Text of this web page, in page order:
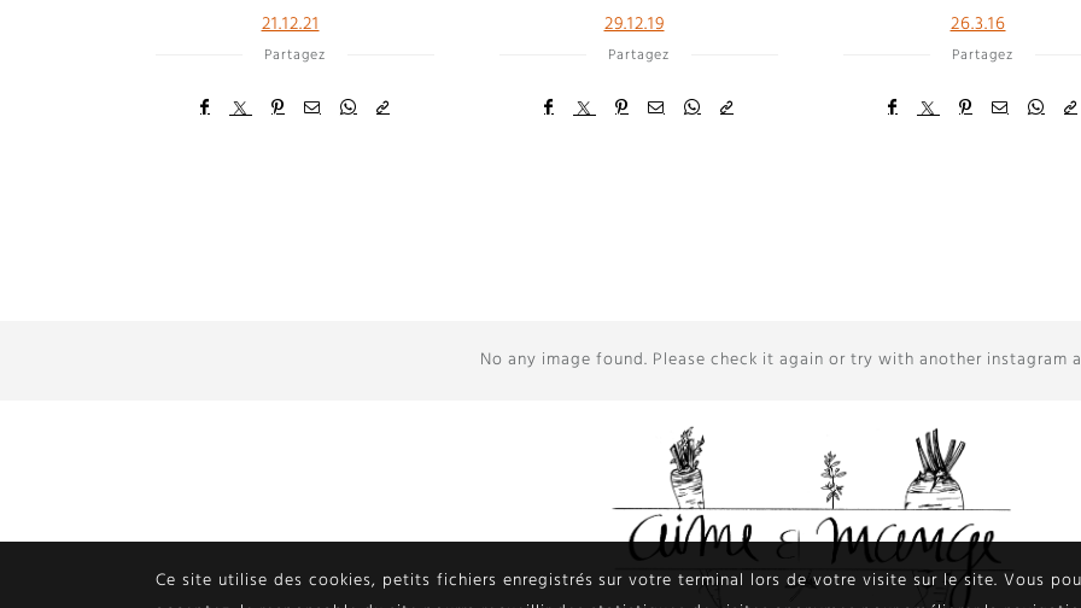
21.12.21
Partagez
29.12.19
Partagez
26.3.16
Partagez
No any image found. Please check it again or try with another instagram
Ce site utilise des cookies, petits fichiers enregistrés sur votre terminal lors de votre visite sur le site. Vous